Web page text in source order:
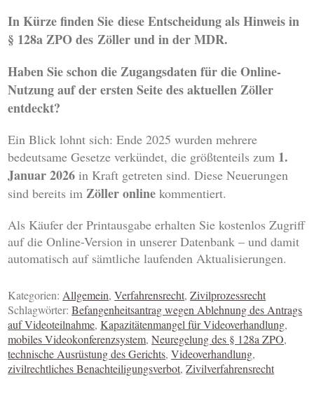
In Kürze finden SiedieseEntscheidung als Hinweis in
§ 128a ZPO des Zöller und in der MDR.
Haben Sie schon die Zugangsdaten für die Online-
Nutzung auf der ersten Seite des aktuellen Zöller
entdeckt?
Ein Blick lohnt sich: Ende 2025 wurden mehrere
bedeutsame Gesetze verkündet, die größtenteils zum 1.
Januar 2026 in Kraft getreten sind. Diese Neuerungen
sind bereits imZöller online kommentiert.
Als Käufer der Printausgabe erhalten Sie kostenlos Zugriff
auf die Online-Version in unserer Datenbank – und damit
automatisch auf sämtliche laufenden Aktualisierungen.
Kategorien:Allgemein,Verfahrensrecht,Zivilprozessrecht
Schlagwörter:Befangenheitsantrag wegen Ablehnung des Antrags
auf Videoteilnahme,Kapazitätenmangel für Videoverhandlung,
mobiles Videokonferenzsystem,Neuregelung des § 128a ZPO,
technische Ausrüstung des Gerichts,Videoverhandlung,
zivilrechtliches Benachteiligungsverbot,Zivilverfahrensrecht